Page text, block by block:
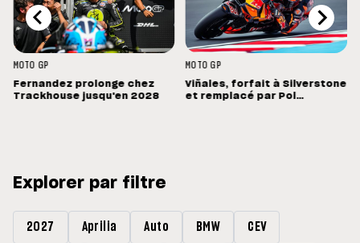
MOTO GP
Fernandez prolonge chez
Trackhouse jusqu'en 2028
MOTO GP
Viñales, forfait à Silverstone
et remplacé par Pol
Explorer par filtre
2027 Aprilia Auto BMW CEV